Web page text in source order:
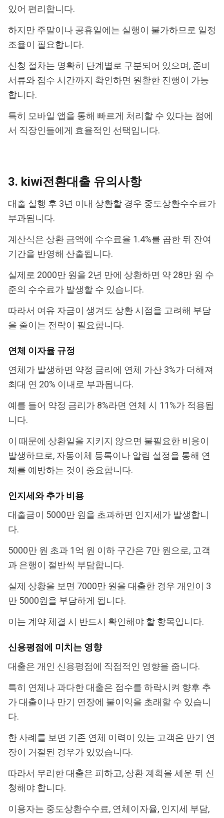
있어 편리합니다.
하지만 주말이나 공휴일에는 실행이 불가하므로 일정
조율이 필요합니다.
신청 절차는 명확히 단계별로 구분되어 있으며, 준비
서류와 접수 시간까지 확인하면 원활한 진행이 가능
합니다.
특히 모바일 앱을 통해 빠르게 처리할 수 있다는 점에
서 직장인들에게 효율적인 선택입니다.
3. kiwi전환대출 유의사항
대출 실행 후 3년 이내 상환할 경우 중도상환수수료가
부과됩니다.
계산식은 상환 금액에 수수료율 1.4%를 곱한 뒤 잔여
기간을 반영해 산출됩니다.
실제로 2000만 원을 2년 만에 상환하면 약 28만 원 수
준의 수수료가 발생할 수 있습니다.
따라서 여유 자금이 생겨도 상환 시점을 고려해 부담
을 줄이는 전략이 필요합니다.
연체 이자율 규정
연체가 발생하면 약정 금리에 연체 가산 3%가 더해져
최대 연 20% 이내로 부과됩니다.
예를 들어 약정 금리가 8%라면 연체 시 11%가 적용됩
니다.
이 때문에 상환일을 지키지 않으면 불필요한 비용이
발생하므로, 자동이체 등록이나 알림 설정을 통해 연
체를 예방하는 것이 중요합니다.
인지세와 추가 비용
대출금이 5000만 원을 초과하면 인지세가 발생합니
다.
5000만 원 초과 1억 원 이하 구간은 7만 원으로, 고객
과 은행이 절반씩 부담합니다.
실제 상황을 보면 7000만 원을 대출한 경우 개인이 3
만 5000원을 부담하게 됩니다.
이는 계약 체결 시 반드시 확인해야 할 항목입니다.
신용평점에 미치는 영향
대출은 개인 신용평점에 직접적인 영향을 줍니다.
특히 연체나 과다한 대출은 점수를 하락시켜 향후 추
가 대출이나 만기 연장에 불이익을 초래할 수 있습니
다.
한 사례를 보면 기존 연체 이력이 있는 고객은 만기 연
장이 거절된 경우가 있었습니다.
따라서 무리한 대출은 피하고, 상환 계획을 세운 뒤 신
청해야 합니다.
이용자는 중도상환수수료, 연체이자율, 인지세 부담,